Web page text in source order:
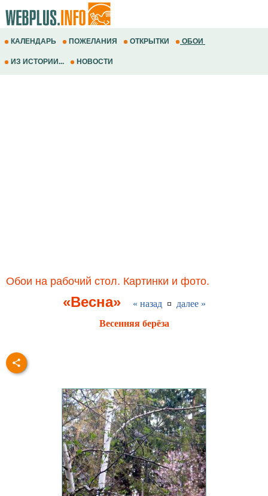
КАЛЕНДАРЬ ПОЖЕЛАНИЯ ОТКРЫТКИ ОБОИ
ИЗ ИСТОРИИ... НОВОСТИ
Обои на рабочий стол. Картинки и фото.
«Весна» « назад¤ далее »
Весенняя берёза